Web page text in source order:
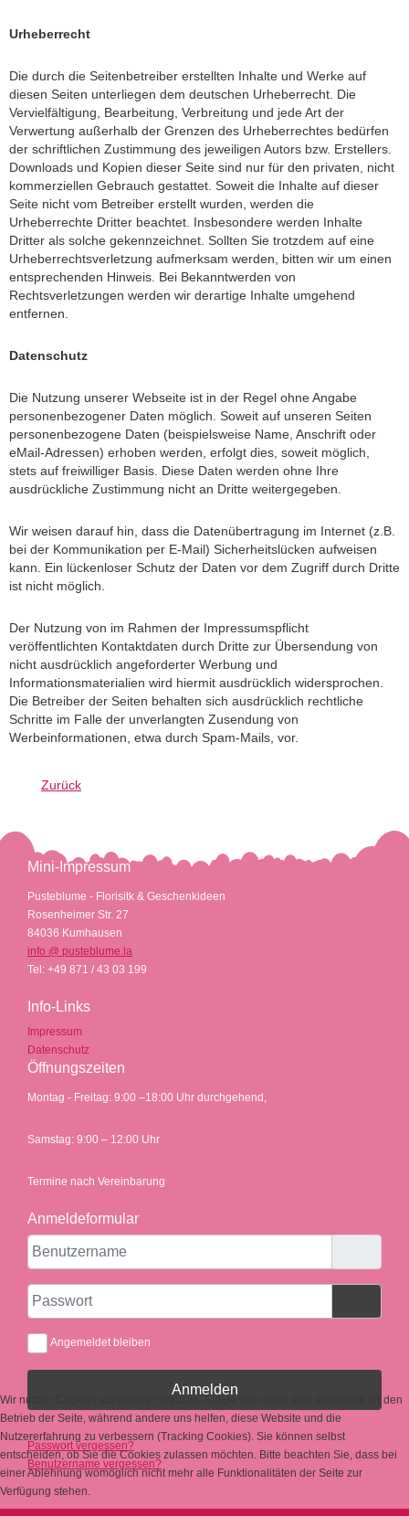
Urheberrecht
Die durch die Seitenbetreiber erstellten Inhalte und Werke auf
diesen Seiten unterliegen dem deutschen Urheberrecht. Die
Vervielfältigung, Bearbeitung, Verbreitung und jede Art der
Verwertung außerhalb der Grenzen des Urheberrechtes bedürfen
der schriftlichen Zustimmung des jeweiligen Autors bzw. Erstellers.
Downloads und Kopien dieser Seite sind nur für den privaten, nicht
kommerziellen Gebrauch gestattet. Soweit die Inhalte auf dieser
Seite nicht vom Betreiber erstellt wurden, werden die
Urheberrechte Dritter beachtet. Insbesondere werden Inhalte
Dritter als solche gekennzeichnet. Sollten Sie trotzdem auf eine
Urheberrechtsverletzung aufmerksam werden, bitten wir um einen
entsprechenden Hinweis. Bei Bekanntwerden von
Rechtsverletzungen werden wir derartige Inhalte umgehend
entfernen.
Datenschutz
Die Nutzung unserer Webseite ist in der Regel ohne Angabe
personenbezogener Daten möglich. Soweit auf unseren Seiten
personenbezogene Daten (beispielsweise Name, Anschrift oder
eMail-Adressen) erhoben werden, erfolgt dies, soweit möglich,
stets auf freiwilliger Basis. Diese Daten werden ohne Ihre
ausdrückliche Zustimmung nicht an Dritte weitergegeben.
Wir weisen darauf hin, dass die Datenübertragung im Internet (z.B.
bei der Kommunikation per E-Mail) Sicherheitslücken aufweisen
kann. Ein lückenloser Schutz der Daten vor dem Zugriff durch Dritte
ist nicht möglich.
Der Nutzung von im Rahmen der Impressumspflicht
veröffentlichten Kontaktdaten durch Dritte zur Übersendung von
nicht ausdrücklich angeforderter Werbung und
Informationsmaterialien wird hiermit ausdrücklich widersprochen.
Die Betreiber der Seiten behalten sich ausdrücklich rechtliche
Schritte im Falle der unverlangten Zusendung von
Werbeinformationen, etwa durch Spam-Mails, vor.
Zurück
Mini-Impressum
Pusteblume - Florisitk & Geschenkideen
Rosenheimer Str. 27
84036 Kumhausen
info @ pusteblume.la
Tel: +49 871 / 43 03 199
Info-Links
Impressum
Datenschutz
Öffnungszeiten
Montag - Freitag: 9:00 –18:00 Uhr durchgehend,
Samstag: 9:00 – 12:00 Uhr
Termine nach Vereinbarung
Anmeldeformular
Angemeldet bleiben
Anmelden
Passwort vergessen?
Benutzername vergessen?
Wir nutzen Cookies auf unserer Website. Einige von ihnen sind essenziell für den
Betrieb der Seite, während andere uns helfen, diese Website und die
Nutzererfahrung zu verbessern (Tracking Cookies). Sie können selbst
entscheiden, ob Sie die Cookies zulassen möchten. Bitte beachten Sie, dass bei
einer Ablehnung womöglich nicht mehr alle Funktionalitäten der Seite zur
Verfügung stehen.